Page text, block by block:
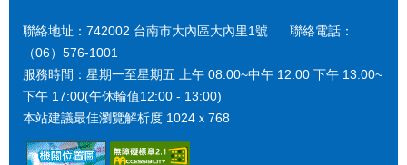
聯絡地址：742002 台南市大內區大內里1號 聯絡電話：
（06）576-1001
服務時間：星期一至星期五 上午 08:00~中午 12:00 下午 13:00~
下午 17:00(午休輪值12:00 - 13:00)
本站建議最佳瀏覽解析度 1024ｘ768